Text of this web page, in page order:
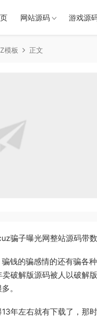
网站源码 游戏源
模板 正文
骗子曝光网整站源码带
钱的骗感情的还有骗各
破解版源码被人以破解
。
年左右就有下载了，那